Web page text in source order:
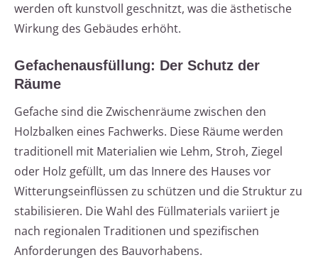
werden oft kunstvoll geschnitzt, was die ästhetische
Wirkung des Gebäudes erhöht.
Gefachenausfüllung: Der Schutz der
Räume
Gefache sind die Zwischenräume zwischen den
Holzbalken eines Fachwerks. Diese Räume werden
traditionell mit Materialien wie Lehm, Stroh, Ziegel
oder Holz gefüllt, um das Innere des Hauses vor
Witterungseinflüssen zu schützen und die Struktur zu
stabilisieren. Die Wahl des Füllmaterials variiert je
nach regionalen Traditionen und spezifischen
Anforderungen des Bauvorhabens.